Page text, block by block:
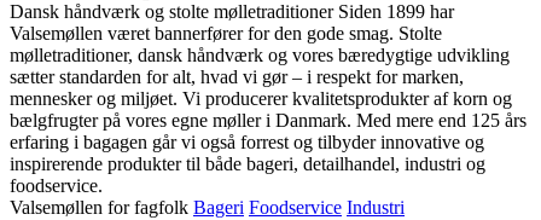
Dansk håndværk og stolte mølletraditioner Siden 1899 har
Valsemøllen været bannerfører for den gode smag. Stolte
mølletraditioner, dansk håndværk og vores bæredygtige udvikling
sætter standarden for alt, hvad vi gør – i respekt for marken,
mennesker og miljøet. Vi producerer kvalitetsprodukter af korn og
bælgfrugter på vores egne møller i Danmark. Med mere end 125 års
erfaring i bagagen går vi også forrest og tilbyder innovative og
inspirerende produkter til både bageri, detailhandel, industri og
foodservice.
Valsemøllen for fagfolk Bageri Foodservice Industri